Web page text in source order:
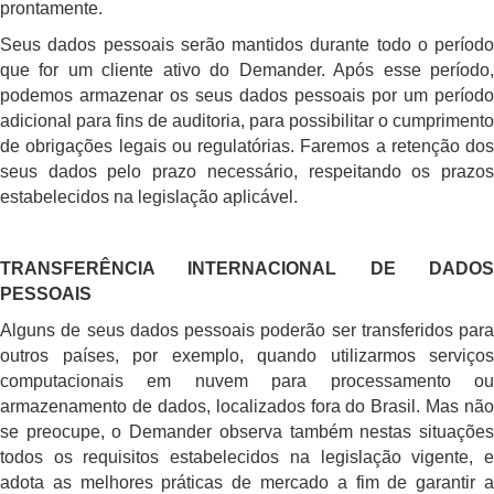
prontamente.
Seus dados pessoais serão mantidos durante todo o período
que for um cliente ativo do Demander. Após esse período,
podemos armazenar os seus dados pessoais por um período
adicional para fins de auditoria, para possibilitar o cumprimento
de obrigações legais ou regulatórias. Faremos a retenção dos
seus dados pelo prazo necessário, respeitando os prazos
estabelecidos na legislação aplicável.
TRANSFERÊNCIA INTERNACIONAL DE DADOS
PESSOAIS
Alguns de seus dados pessoais poderão ser transferidos para
outros países, por exemplo, quando utilizarmos serviços
computacionais em nuvem para processamento ou
armazenamento de dados, localizados fora do Brasil. Mas não
se preocupe, o Demander observa também nestas situações
todos os requisitos estabelecidos na legislação vigente, e
adota as melhores práticas de mercado a fim de garantir a